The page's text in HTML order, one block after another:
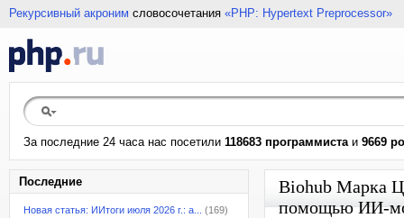
Рекурсивный акроним словосочетания «PHP: Hypertext Preprocessor»
За последние 24 часа нас посетили 118683 программистаи 9669
Последние
Новая статья: ИИтоги июля 2026 г.: а...
(169)
Biohub Марка
помощью ИИ-